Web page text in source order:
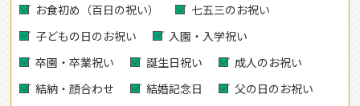
お食初め（百日の祝い）
七五三のお祝い
子どもの日のお祝い
入園・入学祝い
卒園・卒業祝い
誕生日祝い
成人のお祝い
結納・顔合わせ
結婚記念日
父の日のお祝い